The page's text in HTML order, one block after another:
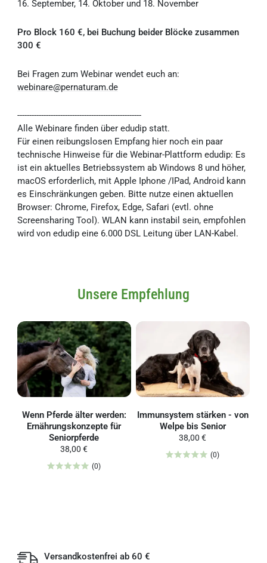
16. September, 14. Oktober und 18. November
Pro Block 160 €, bei Buchung beider Blöcke zusammen
300 €
Bei Fragen zum Webinar wendet euch an:
webinare@pernaturam.de
----------------------------------------------------
Alle Webinare finden über edudip statt.
Für einen reibungslosen Empfang hier noch ein paar
technische Hinweise für die Webinar-Plattform edudip: Es
ist ein aktuelles Betriebssystem ab Windows 8 und höher,
macOS erforderlich, mit Apple Iphone /IPad, Android kann
es Einschränkungen geben. Bitte nutze einen aktuellen
Browser: Chrome, Firefox, Edge, Safari (evtl. ohne
Screensharing Tool). WLAN kann instabil sein, empfohlen
wird von edudip eine 6.000 DSL Leitung über LAN-Kabel.
Unsere Empfehlung
Wenn Pferde älter werden:
Ernährungskonzepte für
Seniorpferde
38,00 €
(0)
Immunsystem stärken - von
Welpe bis Senior
38,00 €
(0)
Versandkostenfrei ab 60 €